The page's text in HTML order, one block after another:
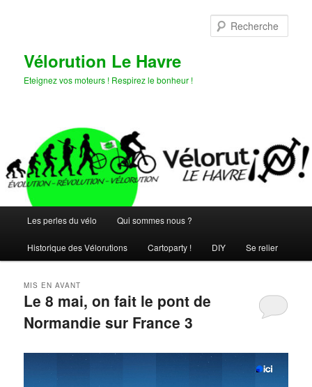
Vélorution Le Havre
Eteignez vos moteurs ! Respirez le bonheur !
principal
Les perles du vélo Qui sommes nous ?
Historique des Vélorutions Cartoparty ! DIY Se relier
Le 8 mai, on fait le pont de
Normandie sur France 3
MIS EN AVANT